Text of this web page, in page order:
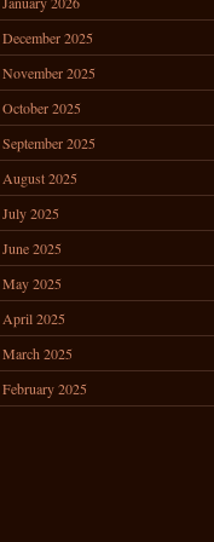
December 2025
November 2025
October 2025
September 2025
August 2025
July 2025
June 2025
May 2025
April 2025
March 2025
February 2025